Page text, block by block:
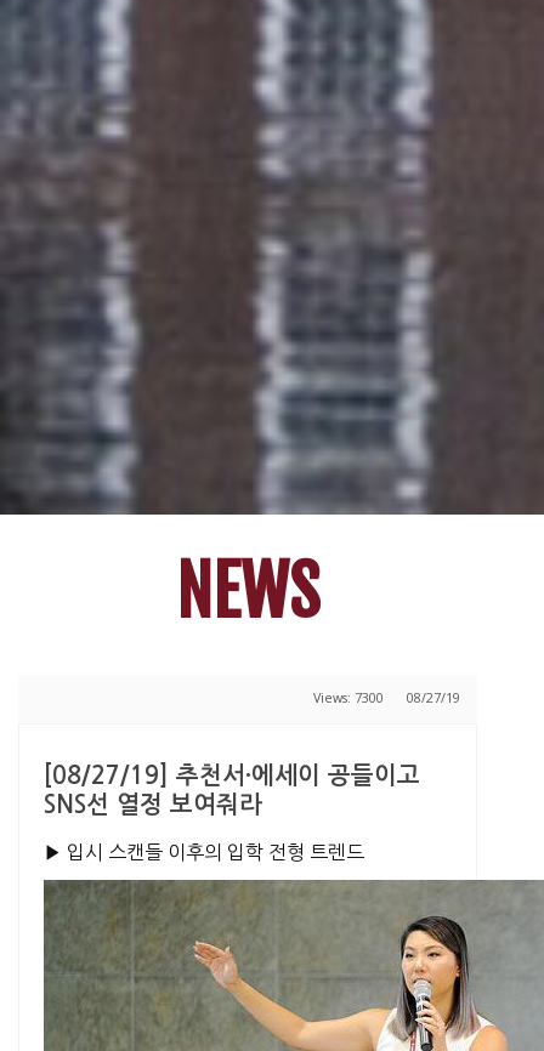
NEWS
Views: 7300 08/27/19
[08/27/19] 추천서·에세이 공들이고
SNS선 열정 보여줘라
▶ 입시 스캔들 이후의 입학 전형 트렌드